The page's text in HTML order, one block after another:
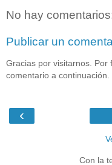
No hay
Publicar un
Gracias por visitarnos. Por
comentario a continuación.
‹
Con la